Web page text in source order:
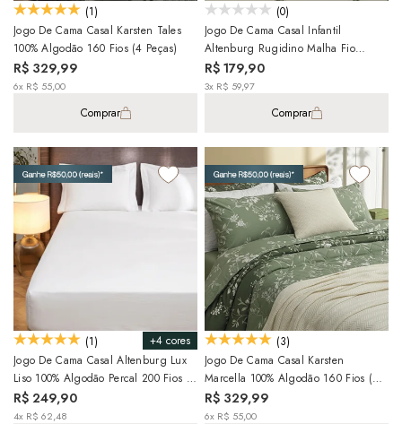
(1)
Jogo De Cama Casal Karsten Tales
100% Algodão 160 Fios (4 Peças)
R$ 329,99
6x R$ 55,00
Comprar
(0)
Jogo De Cama Casal Infantil
Altenburg Rugidino Malha Fio
Penteado 100% Algodão (3 Peças)
R$ 179,90
3x R$ 59,97
Comprar
+4 cores
(1)
Jogo De Cama Casal Altenburg Lux
Liso 100% Algodão Percal 200 Fios (3
Peças)
R$ 249,90
4x R$ 62,48
(3)
Jogo De Cama Casal Karsten
Marcella 100% Algodão 160 Fios (4
Peças)
R$ 329,99
6x R$ 55,00